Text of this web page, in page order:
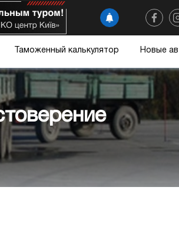
Таможенный калькулятор Новые